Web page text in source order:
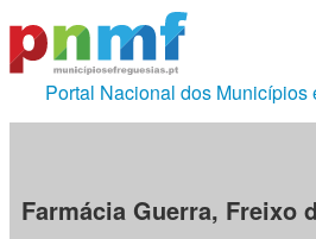
Portal Nacional dos Municípios
Farmácia Guerra, Freixo